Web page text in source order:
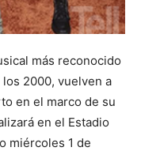
más reconocido
2000, vuelven a
en el marco de su
en el Estadio
miércoles 1 de